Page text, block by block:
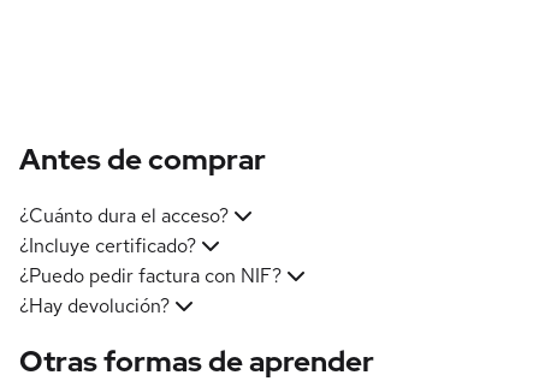
Antes de comprar
¿Cuánto dura el acceso?
¿Incluye certificado?
¿Puedo pedir factura con NIF?
¿Hay devolución?
Otras formas de aprender